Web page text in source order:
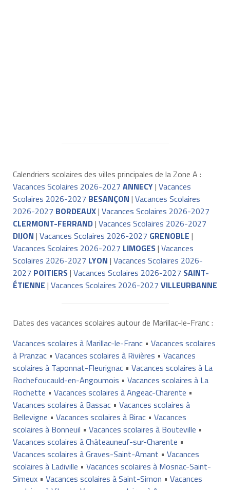
Calendriers scolaires des villes principales de la Zone A :
Vacances Scolaires 2026-2027 ANNECY| Vacances
Scolaires 2026-2027 BESANÇON | Vacances Scolaires
2026-2027 BORDEAUX| Vacances Scolaires 2026-2027
CLERMONT-FERRAND| Vacances Scolaires 2026-2027
DIJON | Vacances Scolaires 2026-2027 GRENOBLE |
Vacances Scolaires 2026-2027 LIMOGES| Vacances
Scolaires 2026-2027 LYON | Vacances Scolaires 2026-
2027 POITIERS| Vacances Scolaires 2026-2027 SAINT-
ÉTIENNE | Vacances Scolaires 2026-2027 VILLEURBANNE
Dates des vacances scolaires autour de Marillac-le-Franc :
Vacances scolaires à Marillac-le-Franc• Vacances scolaires
à Pranzac• Vacances scolaires à Rivières • Vacances
scolaires à Taponnat-Fleurignac• Vacances scolaires à La
Rochefoucauld-en-Angoumois • Vacances scolaires à La
Rochette • Vacances scolaires à Angeac-Charente •
Vacances scolaires à Bassac• Vacances scolaires à
Bellevigne • Vacances scolaires à Birac• Vacances
scolaires à Bonneuil • Vacances scolaires à Bouteville •
Vacances scolaires à Châteauneuf-sur-Charente •
Vacances scolaires à Graves-Saint-Amant • Vacances
scolaires à Ladiville • Vacances scolaires à Mosnac-Saint-
Simeux• Vacances scolaires à Saint-Simon • Vacances